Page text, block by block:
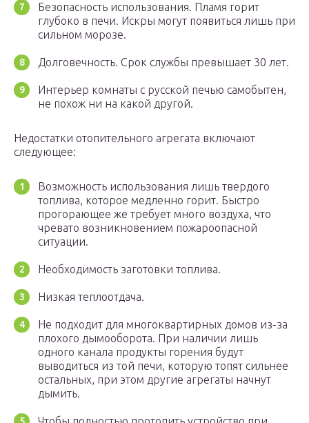
Безопасность использования. Пламя горит
глубоко в печи. Искры могут появиться лишь при
сильном морозе.
Долговечность. Срок службы превышает 30 лет.
Интерьер комнаты с русской печью самобытен,
не похож ни на какой другой.
Недостатки отопительного агрегата включают
следующее:
Возможность использования лишь твердого
топлива, которое медленно горит. Быстро
прогорающее же требует много воздуха, что
чревато возникновением пожароопасной
ситуации.
Необходимость заготовки топлива.
Низкая теплоотдача.
Не подходит для многоквартирных домов из-за
плохого дымооборота. При наличии лишь
одного канала продукты горения будут
выводиться из той печи, которую топят сильнее
остальных, при этом другие агрегаты начнут
дымить.